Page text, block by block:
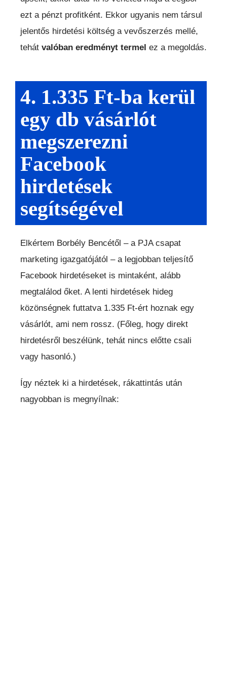
ezt a pénzt profitként. Ekkor ugyanis nem társul
jelentős hirdetési költség a vevőszerzés mellé,
tehát valóban eredményt termel ez a megoldás.
4. 1.335 Ft-ba kerül
egy db vásárlót
megszerezni
Facebook
hirdetések
segítségével
Elkértem Borbély Bencétől – a PJA csapat
marketing igazgatójától – a legjobban teljesítő
Facebook hirdetéseket is mintaként, alább
megtalálod őket. A lenti hirdetések hideg
közönségnek futtatva 1.335 Ft-ért hoznak egy
vásárlót, ami nem rossz. (Főleg, hogy direkt
hirdetésről beszélünk, tehát nincs előtte csali
vagy hasonló.)
Így néztek ki a hirdetések, rákattintás után
nagyobban is megnyílnak: